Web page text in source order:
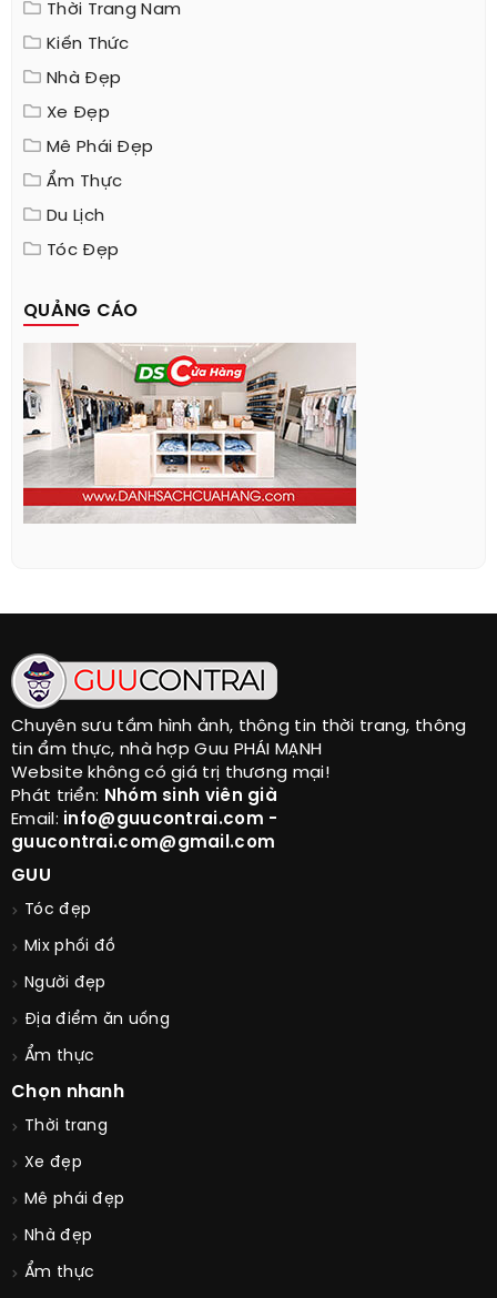
Thời Trang Nam
Kiến Thức
Nhà Đẹp
Xe Đẹp
Mê Phái Đẹp
Ẩm Thực
Du Lịch
Tóc Đẹp
QUẢNG CÁO
Chuyên sưu tầm hình ảnh, thông tin thời trang, thông
tin ẩm thực, nhà hợp Guu PHÁI MẠNH
Website không có giá trị thương mại!
Phát triển: Nhóm sinh viên già
Email: info@guucontrai.com -
guucontrai.com@gmail.com
GUU
Tóc đẹp
Mix phối đồ
Người đẹp
Địa điểm ăn uống
Ẩm thực
Chọn nhanh
Thời trang
Xe đẹp
Mê phái đẹp
Nhà đẹp
Ẩm thực